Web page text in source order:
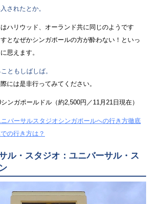
されたとか。
ハリウッド、オーランド共に同じのようです
となぜかシンガポールの方が酔わない！といっ
思えます。
ともしばしば。
には是非行ってみてください。
ンガポールドル（約2,500円／11月21日現在）
ニバーサルスタジオシンガポールへの行き方徹底
の行き方は？
ル・スタジオ：ユニバーサル・ス